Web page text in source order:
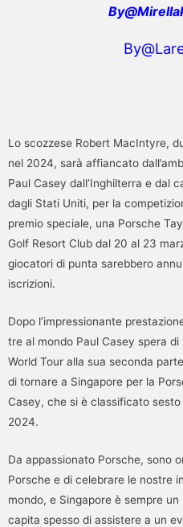
Lo scozzese Robert MacIntyre,
nel 2024, sarà affiancato
Paul Casey dall’Inghilterra e dal
dagli Stati Uniti, per la
premio speciale, una Porsche
Golf Resort Club dal 20 al 23
giocatori di punta sarebbero
iscrizioni.
Dopo l’impressionante
tre al mondo Paul Casey spera
World Tour alla sua seconda
di tornare a Singapore per la
Casey, che si è classificato
2024.
Da appassionato Porsche, sono
Porsche e di celebrare le nostre
mondo, e Singapore è sempre
capita spesso di assistere a un